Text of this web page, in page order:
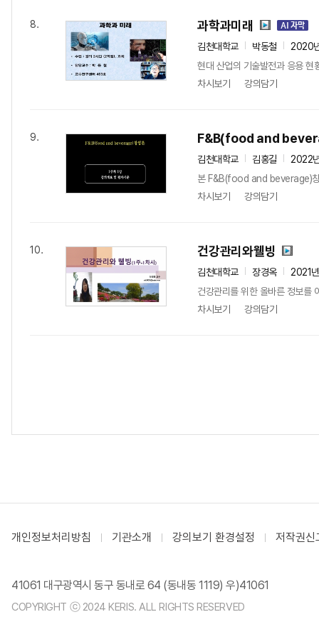
8. 과학과미래
김천대학교 박동철
2020
현대 산업의 기술발전과 응용 현
차시보기
강의담기
9. F&B(food and
김천대학교 김홍길
2022
본 F&B(food and beverage)창
차시보기
강의담기
10. 건강관리와웰빙
김천대학교 장경옥
2021
건강관리를 위한 올바른 정보를
차시보기
강의담기
개인정보처리방침 기관소개 강의보기 환경설정 저작권신
41061 대구광역시 동구 동내로 64 (동내동 1119) 우)41061
COPYRIGHT ⓒ 2024 KERIS. ALL RIGHTS RESERVED